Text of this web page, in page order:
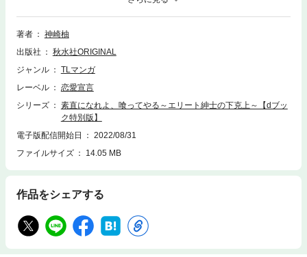
五代だった。イケメンで物腰柔らかく、シンガポールの元一流ホテルマン
である五代は、余裕ある素敵な大人の男性。しかしその正体は、やさしい
顔をした獣。ちょっと色気のあるジョークを言ったら、襲われちゃっ
っちゃう。「まだ物足りないですね」「え!?」これ以上はもう許して――!!
著者
神崎柚
出版社
秋水社ORIGINAL
ジャンル
TLマンガ
レーベル
恋愛宣言
シリーズ
素直になれよ、喰ってやる～エリート紳士の下克上～【dブッ
ク特別版】
電子版配信開始日
2022/08/31
ファイルサイズ
14.05 MB
作品をシェアする